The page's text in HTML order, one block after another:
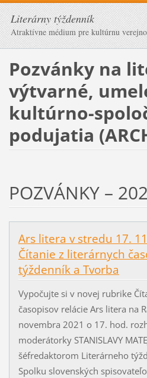
Literárny týždenník
Atraktívne médium pre kultúrnu
Pozvánky na
výtvarné,
kultúrno-
podujatia
POZVÁNKY –
Ars litera v stredu 17.
Čítanie z literárnych
týždenník a Tvorba
Vypočujte si v novej rubrike
časopisov relácie Ars litera na
novembra 2021 o 17. hod.
moderátorky STANISLAVY
šéfredaktorom Literárneho
Spolku slovenských